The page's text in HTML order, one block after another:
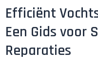
Efficiënt
Een Gids voor
Reparaties